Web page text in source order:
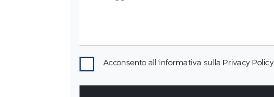
Acconsento all'informativa sulla Privacy Policy